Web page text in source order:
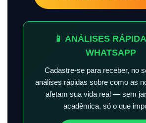
📱 ANÁLISES
WHATSAPP
Cadastre-se para receber, no
análises rápidas sobre como as
afetam sua vida real — sem
acadêmica, só o que